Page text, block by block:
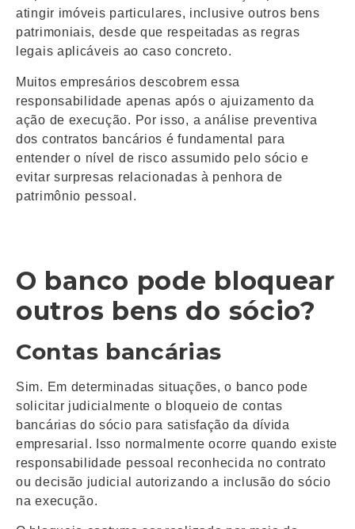
atingir imóveis particulares, inclusive outros bens
patrimoniais, desde que respeitadas as regras
legais aplicáveis ao caso concreto.
Muitos empresários descobrem essa
responsabilidade apenas após o ajuizamento da
ação de execução. Por isso, a análise preventiva
dos contratos bancários é fundamental para
entender o nível de risco assumido pelo sócio e
evitar surpresas relacionadas à penhora de
patrimônio pessoal.
O banco pode bloquear
outros bens do sócio?
Contas bancárias
Sim. Em determinadas situações, o banco pode
solicitar judicialmente o bloqueio de contas
bancárias do sócio para satisfação da dívida
empresarial. Isso normalmente ocorre quando existe
responsabilidade pessoal reconhecida no contrato
ou decisão judicial autorizando a inclusão do sócio
na execução.